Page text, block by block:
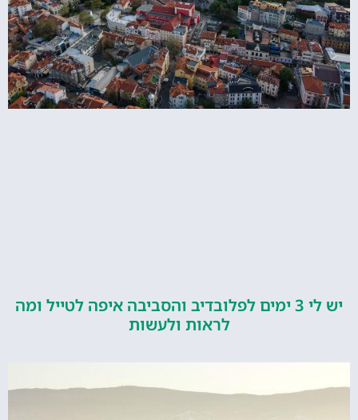
יש לי 3 ימים לפלובדיב והסביבה איפה לטייל ומה
לראות ולעשות